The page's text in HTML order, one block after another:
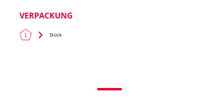
VERPACKUNG
Stück